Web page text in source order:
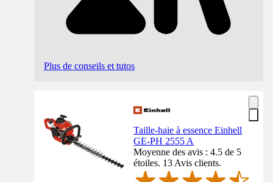
Plus de conseils et tutos
Taille-haie à essence Einhell
GE-PH 2555 A
Moyenne des avis : 4.5 de 5
étoiles. 13 Avis clients.